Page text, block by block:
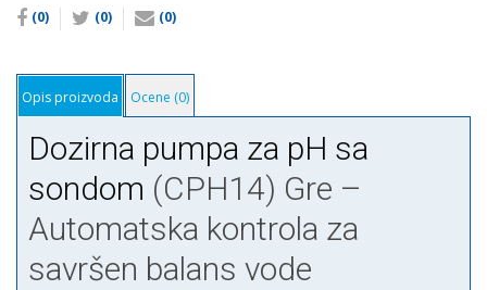
sondom
количина
(0) (0) (0)
Opis proizvoda Ocene (0)
Dozirna pumpa za pH sa
sondom (CPH14) Gre –
Automatska kontrola za
savršen balans vode